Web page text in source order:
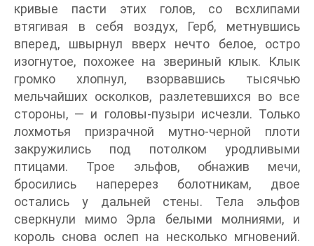
кривые пасти этих голов, со всхлипами
втягивая в себя воздух, Герб, метнувшись
вперед, швырнул вверх нечто белое, остро
изогнутое, похожее на звериный клык. Клык
громко хлопнул, взорвавшись тысячью
мельчайших осколков, разлетевшихся во все
стороны, — и головы-пузыри исчезли. Только
лохмотья призрачной мутно-черной плоти
закружились под потолком уродливыми
птицами. Трое эльфов, обнажив мечи,
бросились наперерез болотникам, двое
остались у дальней стены. Тела эльфов
сверкнули мимо Эрла белыми молниями, и
король снова ослеп на несколько мгновений.